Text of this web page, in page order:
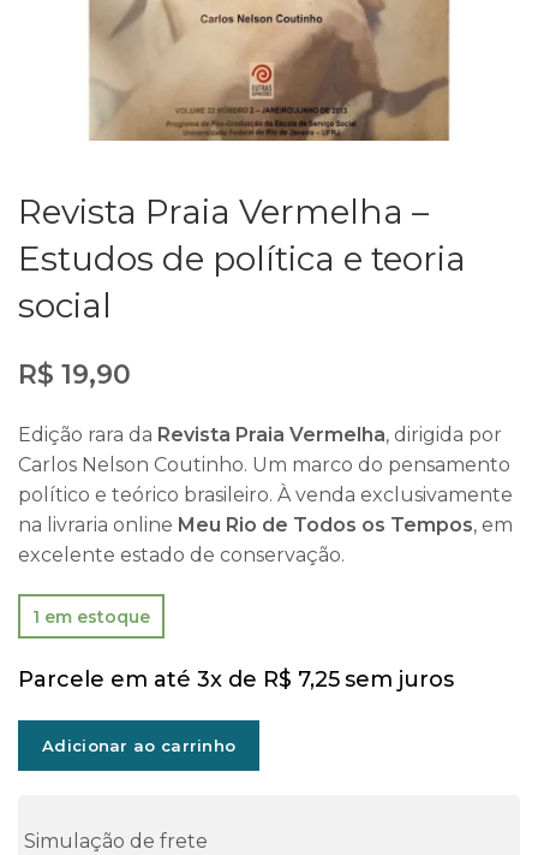
Revista Praia Vermelha –
Estudos de política e teoria
social
R$ 19,90
Edição rara da Revista Praia Vermelha, dirigida por
Carlos Nelson Coutinho. Um marco do pensamento
político e teórico brasileiro. À venda exclusivamente
na livraria online Meu Rio de Todos os Tempos, em
excelente estado de conservação.
1 em estoque
Parcele em até 3x de R$ 7,25sem juros
Adicionar ao carrinho
Simulação de frete